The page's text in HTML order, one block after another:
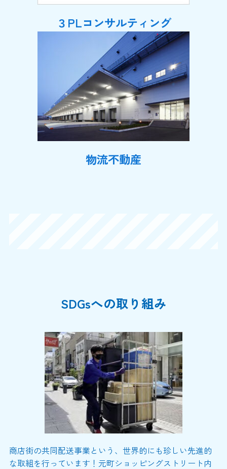
３PLコンサルティング
物流不動産
SDGsへの取り組み
商店街の共同配送事業という、世界的にも珍しい先進的
な取組を行っています！元町ショッピングストリート内